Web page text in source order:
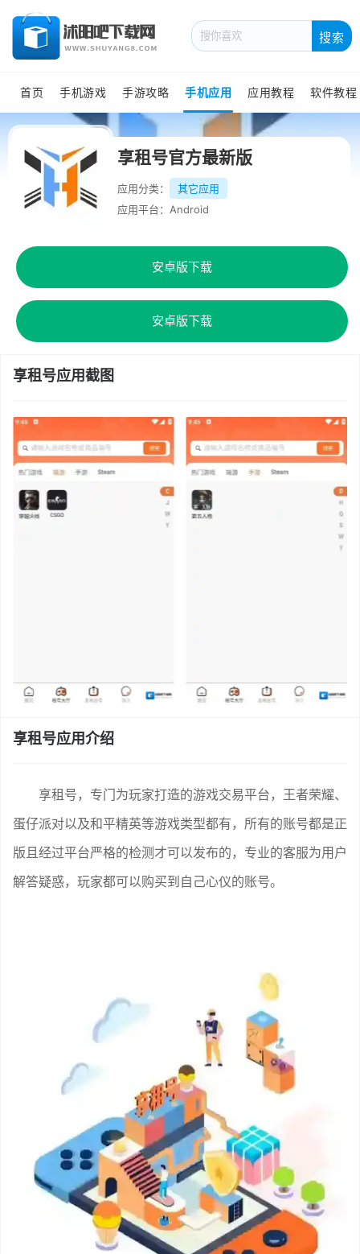
搜索
首页 手机游戏 手游攻略 手机应用 应用教程 软件教程
享租号官方最新版
应用分类：
其它应用
应用平台：Android
安卓版下载
安卓版下载
享租号应用截图
享租号应用介绍
享租号，专门为玩家打造的游戏交易平台，王者荣耀、
蛋仔派对以及和平精英等游戏类型都有，所有的账号都是正
版且经过平台严格的检测才可以发布的，专业的客服为用户
解答疑惑，玩家都可以购买到自己心仪的账号。